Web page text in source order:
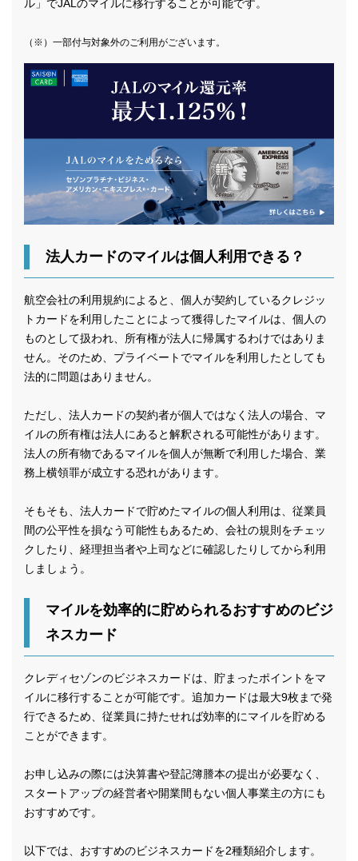
ル」でJALのマイルに移行することが可能です。
（※）一部付与対象外のご利用がございます。
法人カードのマイルは個人利用できる？
航空会社の利用規約によると、個人が契約しているクレジッ
トカードを利用したことによって獲得したマイルは、個人の
ものとして扱われ、所有権が法人に帰属するわけではありま
せん。そのため、プライベートでマイルを利用したとしても
法的に問題はありません。
ただし、法人カードの契約者が個人ではなく法人の場合、マ
イルの所有権は法人にあると解釈される可能性があります。
法人の所有物であるマイルを個人が無断で利用した場合、業
務上横領罪が成立する恐れがあります。
そもそも、法人カードで貯めたマイルの個人利用は、従業員
間の公平性を損なう可能性もあるため、会社の規則をチェッ
クしたり、経理担当者や上司などに確認したりしてから利用
しましょう。
マイルを効率的に貯められるおすすめのビジ
ネスカード
クレディセゾンのビジネスカードは、貯まったポイントをマ
イルに移行することが可能です。追加カードは最大9枚まで発
行できるため、従業員に持たせれば効率的にマイルを貯める
ことができます。
お申し込みの際には決算書や登記簿謄本の提出が必要なく、
スタートアップの経営者や開業間もない個人事業主の方にも
おすすめです。
以下では、おすすめのビジネスカードを2種類紹介します。